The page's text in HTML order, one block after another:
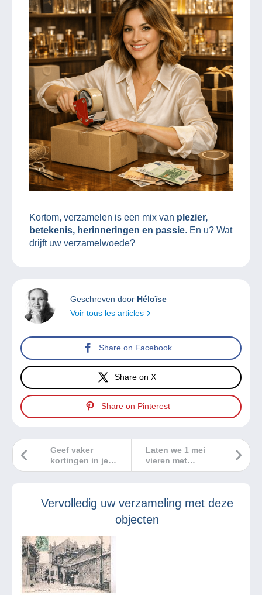
Kortom, verzamelen is een mix van plezier,
betekenis, herinneringen en passie. En u? Wat
drijft uw verzamelwoede?
Geschreven door Héloïse
Voir tous les articles
Share on Facebook
Share on X
Share on Pinterest
Laten we 1 mei
vieren met
ansichtkaarten!
Geef vaker
kortingen in je
winkel!
Vervolledig uw verzameling met deze
objecten